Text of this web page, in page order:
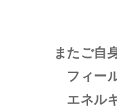
またご自
フィー
エネル